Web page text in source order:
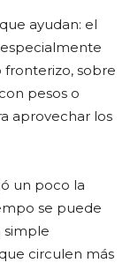
ayudan: el
fronterizo, sobre
pesos o
aprovechar los
un poco la
se puede
simple
circulen más